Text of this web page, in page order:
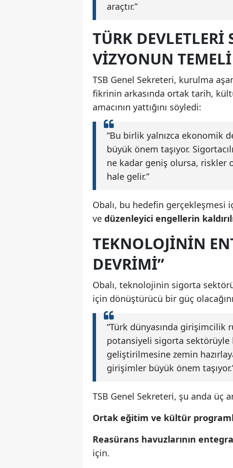
araçtır.”
TÜRK
VIZYONUN TEMELI
TSB Genel Sekreteri, kurulma
fikrinin arkasında ortak tarih,
amacının yattığını söyledi:
“Bu birlik yalnızca ekonomik
büyük önem taşıyor.
ne kadar geniş olursa, riskler
hale gelir.”
Obalı, bu hedefin gerçekleşmesi
ve düzenleyici engellerin
TEKNOLOJININ
DEVRIMI”
Obalı, teknolojinin sigorta
için dönüştürücü bir güç
“Türk dünyasında girişimcilik
potansiyeli sigorta
geliştirilmesine zemin
girişimler büyük önem
TSB Genel Sekreteri, şu anda üç
Ortak eğitim ve kültür
Reasürans havuzlarının
için.